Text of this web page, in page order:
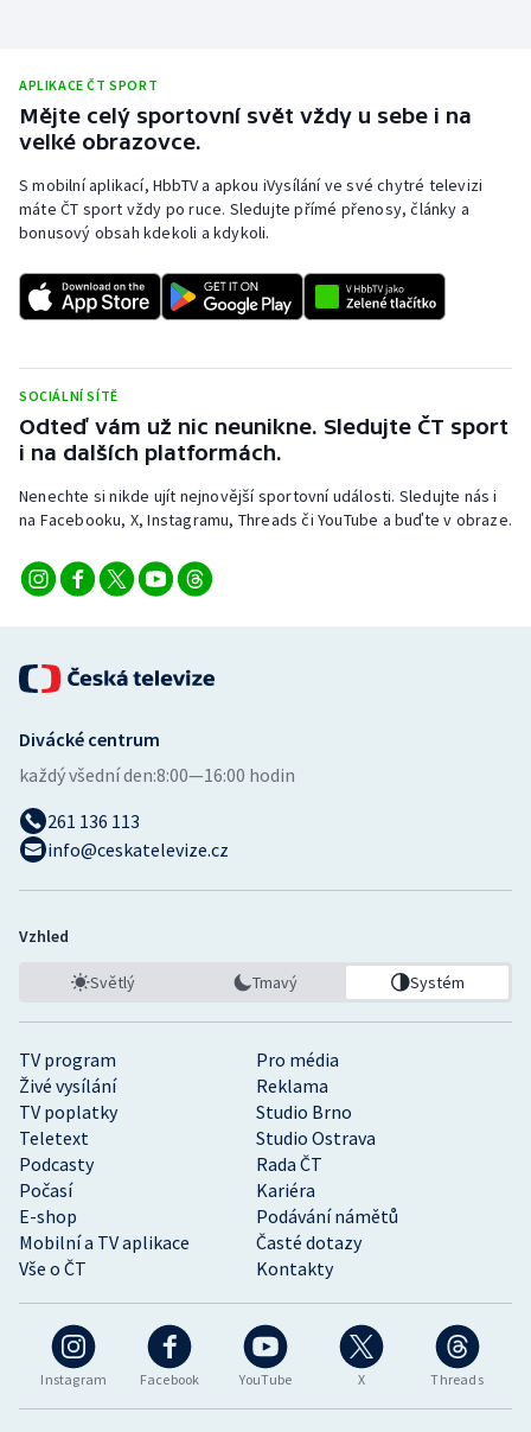
Rychlostní kanoistika
Short track
Stolní tenis
Triatlon
Veslování
Vodní slalom
Ostatní
APLIKACE ČT SPORT
Mějte celý sportovní svět vždy u sebe i na
velké obrazovce.
S mobilní aplikací, HbbTV a apkou iVysílání ve své chytré televizi
máte ČT sport vždy po ruce. Sledujte přímé přenosy, články a
bonusový obsah kdekoli a kdykoli.
SOCIÁLNÍ SÍTĚ
Odteď vám už nic neunikne. Sledujte ČT sport
i na dalších platformách.
Nenechte si nikde ujít nejnovější sportovní události. Sledujte nás i
na Facebooku, X, Instagramu, Threads či YouTube a buďte v obraze.
Instagram Facebook YouTube X Threads
TV program
Pro média
Živé vysílání
Reklama
TV poplatky
Studio Brno
Teletext
Studio Ostrava
Podcasty
Rada ČT
Počasí
Kariéra
E-shop
Podávání námětů
Mobilní a TV aplikace
Časté dotazy
Vše o ČT
Kontakty
Divácké centrum
každý všední den:8:00—16:00 hodin
261 136 113
info@ceskatelevize.cz
Vzhled
Světlý Tmavý Systém